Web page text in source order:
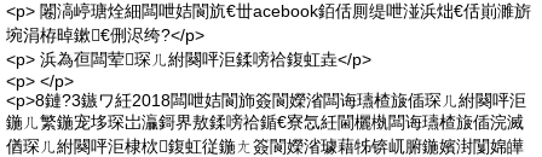
<p> 闂滈嵉瑭烇細闆呭姞閬斻€丗acebook銆佸厠缇呭湴浜炪€佸崱濉旂
埦涓栫晫鏉€侀浕绔?</p>
<p> 浜為亱闆荤琛ㄦ紨闋呯洰鍒嗙祫鍑虹垚</p>
<p> </p>
<p>8鏈?3鏃ワ紝2018闆呭姞閬斾簽閬嬫渻闆诲瓙楂旇偛琛ㄦ紨闋呯洰
鍦ㄦ繁鍦宠垑琛岀灜鎶界敖鍒嗙祫鍎€寮忥紝閫欐槸闆诲瓙楂旇偛浣滅
偤琛ㄦ紨闋呯洰棣栨鍑虹従鍦ㄤ簽閬嬫渻璩藉牬锛屼腑鍦嬪湗闅婂皣